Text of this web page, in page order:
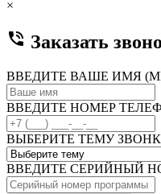
×
phone_in_talk Заказать
ВВЕДИТЕ ВАШЕ ИМЯ
ВВЕДИТЕ НОМЕР
ВЫБЕРИТЕ ТЕМУ
ВВЕДИТЕ СЕРИЙНЫЙ